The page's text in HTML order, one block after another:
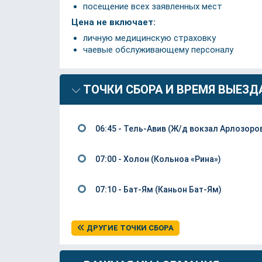
посещение всех заявленных мест
Цена не включает:
личную медицинскую страховку
чаевые обслуживающему персоналу
ТОЧКИ СБОРА И ВРЕМЯ
06:45 - Тель-Авив (Ж/д вокзал
07:00 - Холон (Кольноа «Рина»)
07:10 - Бат-Ям (Каньон Бат-Ям)
ДРУГИЕ ТОЧКИ СБОРА